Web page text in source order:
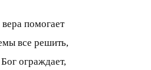
помогает
все решить,
ограждает,